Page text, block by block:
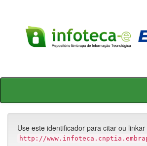
Skip
Use este identificador para citar ou
http://